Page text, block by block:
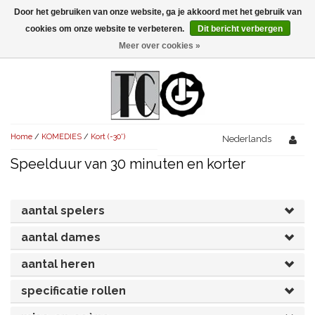
Menu
AVONDVULLEND (+75')
KORT (-30')
UITGELICHT!
AVONDVULLEND (+75')
KORT (-30')
OVERIG (30'-75')
UITGELICHT!
AVONDVULLEND (+75')
KORT (-30')
OVERIG (30'-75')
UITGELICHT!
KORT (-30')
OVERIG (30'-75')
SPEKTAKELSTUKKEN
JUBILEUMSTUK
KOSTUUMSTUK
MUSICAL
OVERIG
SINTERKLAASTONEEL
KERSTTONEEL
RECHTEN REGELEN
Home / KOMEDIES / Kort (-30') Nederlands
Speelduur van 30 minuten en korter
aantal spelers
aantal dames
aantal heren
specificatie rollen
Door het gebruiken van onze website, ga je akkoord met het gebruik van
cookies om onze website te verbeteren.
Dit bericht verbergen
Meer over cookies »